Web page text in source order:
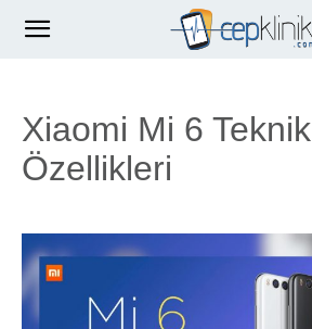
Xiaomi Mi 6 Teknik
Özellikleri